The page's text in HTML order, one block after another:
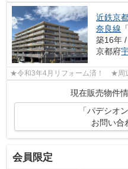
近鉄京
奈良線 「
築16年
京都府
★令和3年4月リフォーム済！ ★
現在販売物件
「パデシオ
お問い合
会員限定